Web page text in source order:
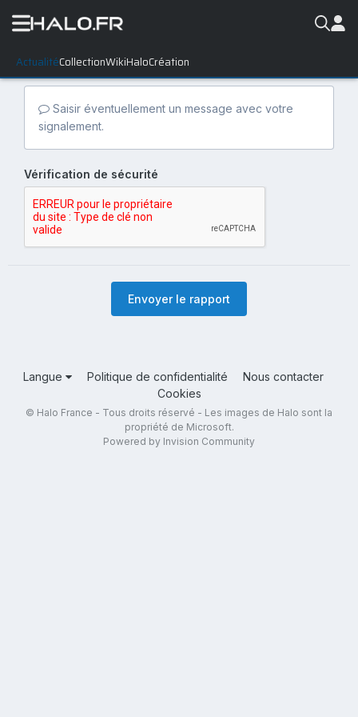
ActualitéCollectionWikiHaloCréation
Saisir éventuellement un message avec votre
signalement.
Vérification de sécurité
Envoyer le rapport
Langue Politique de confidentialité
Nous contacter
Cookies
© Halo France - Tous droits réservé - Les images de Halo sont la
propriété de Microsoft.
Powered by Invision Community